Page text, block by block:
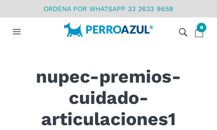
ORDENA POR WHATSAPP 33 2633 9658
0
nupec-premios-
cuidado-
articulaciones1